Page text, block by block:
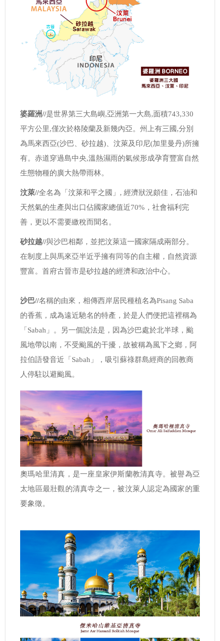
婆羅洲//是世界第三大島嶼,亞洲第一大島,面積743,330
平方公里,僅次於格陵蘭及新幾內亞。州上有三國,分別
為馬來西亞(沙巴、砂拉越)、汶萊及印尼(加里曼丹)所擁
有。赤道穿過島中央,溫熱濕雨的氣候形成孕育豐富自然
生態物種的廣大熱帶雨林。
汶萊//全名為「汶萊和平之國」, 經濟狀況頗佳，石油和
天然氣的生產與出口佔國家總值近70%，社會福利完
善，更以不需要繳稅而聞名。
砂拉越//與沙巴相鄰，並把汶萊這一國家隔成兩部分。
在制度上與馬來亞半近乎擁有同等的自主權，自然資源
豐富。首府古晉市是砂拉越的經濟和政治中心。
沙巴//名稱的由來，相傳西岸居民種植名為Pisang Saba
的香蕉，成為遠近馳名的特產，於是人們便把這裡稱為
「Sabah」。另一個說法是，因為沙巴處於北半球，颱
風地帶以南，不受颱風的干擾，故被稱為風下之鄉，阿
拉伯語發音近「Sabah」，吸引蘇祿群島經商的回教商
人停駐以避颱風。
奧瑪哈里清真，是一座皇家伊斯蘭教清真寺。被譽為亞
太地區最壯觀的清真寺之一，被汶萊人認定為國家的重
要象徵。